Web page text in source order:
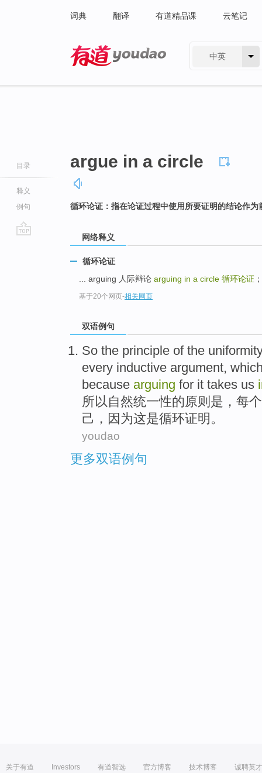
词典 翻译 有道精品课 云笔记
中英
目录
释义
例句
argue in a circle
循环论证：指在论证过程中使用所要证明的结论作
网络释义
循环论证
... arguing 人际辩论 arguing in a circle 循环论证
基于20个网页-相关网页
双语例句
So the principle ofthe
every inductive argument,
because arguing for it takes us
所以自然统一性的原则 是 ， 每个
己 ， 因为这是循环证明 。
youdao
更多双语例句
关于有道 Investors 有道智选 官方博客 技术博客 诚聘英才